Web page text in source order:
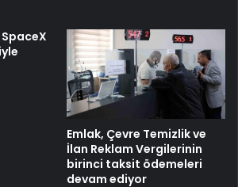
Emlak, Çevre Temizlik ve
İlan Reklam Vergilerinin
birinci taksit ödemeleri
devam ediyor